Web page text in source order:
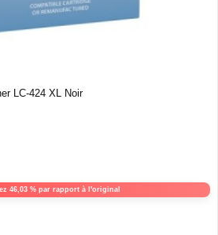
LC-424 XL Noir
46,03 % par rapport à l'original